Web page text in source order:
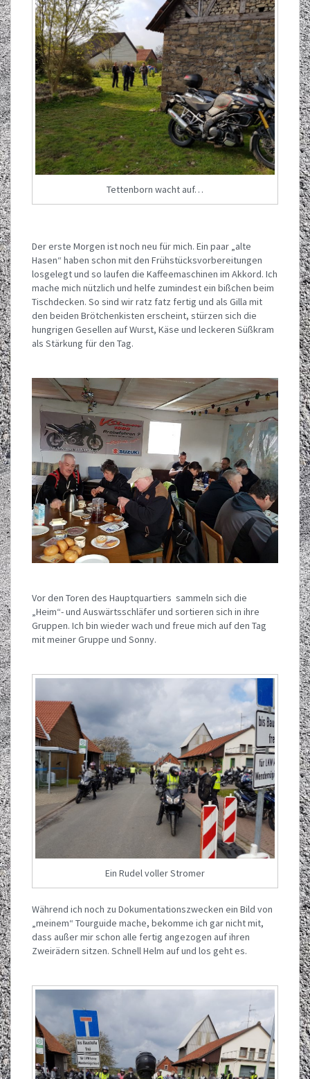
Tettenborn wacht auf…
Der erste Morgen ist noch neu für mich. Ein paar „alte
Hasen“ haben schon mit den Frühstücksvorbereitungen
losgelegt und so laufen die Kaffeemaschinen im Akkord. Ich
mache mich nützlich und helfe zumindest ein bißchen beim
Tischdecken. So sind wir ratz fatz fertig und als Gilla mit
den beiden Brötchenkisten erscheint, stürzen sich die
hungrigen Gesellen auf Wurst, Käse und leckeren Süßkram
als Stärkung für den Tag.
Vor den Toren des Hauptquartiers sammeln sich die
„Heim“- und Auswärtsschläfer und sortieren sich in ihre
Gruppen. Ich bin wieder wach und freue mich auf den Tag
mit meiner Gruppe und Sonny.
Ein Rudel voller Stromer
Während ich noch zu Dokumentationszwecken ein Bild von
„meinem“ Tourguide mache, bekomme ich gar nicht mit,
dass außer mir schon alle fertig angezogen auf ihren
Zweirädern sitzen. Schnell Helm auf und los geht es.